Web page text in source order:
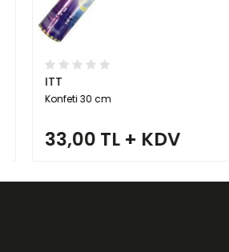
Konfeti 30 cm
33,00 TL + KDV